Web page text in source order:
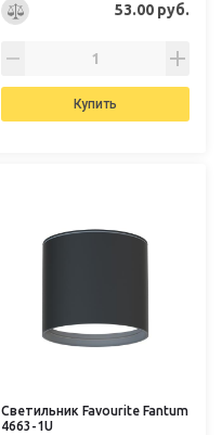
53.00 руб.
Купить
Светильник Favourite Fantum
4663-1U